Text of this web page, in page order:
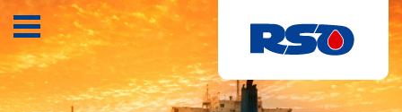
Accueil
Achat des matières premières